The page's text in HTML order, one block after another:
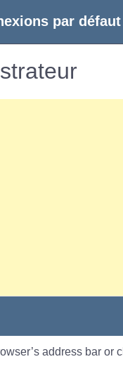
par défaut
address bar or